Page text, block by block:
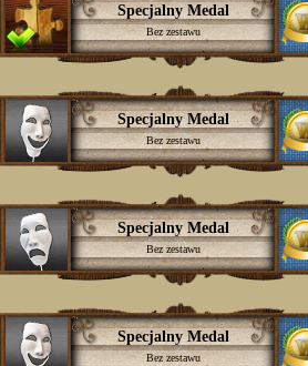
Specjalny Medal
Bez zestawu
Specjalny Medal
Bez zestawu
Specjalny Medal
Bez zestawu
Specjalny Medal
Bez zestawu